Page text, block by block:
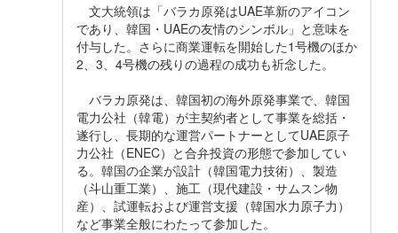
文大統領は「バラカ原発はUAE革新のアイコン
であり、韓国・UAEの友情のシンボル」と意味を
付与した。さらに商業運転を開始した1号機のほか
2、3、4号機の残りの過程の成功も祈念した。
バラカ原発は、韓国初の海外原発事業で、韓国
電力公社（韓電）が主契約者として事業を総括・
遂行し、長期的な運営パートナーとしてUAE原子
力公社（ENEC）と合弁投資の形態で参加してい
る。韓国の企業が設計（韓国電力技術）、製造
（斗山重工業）、施工（現代建設・サムスン物
産）、試運転および運営支援（韓国水力原子力）
など事業全般にわたって参加した。